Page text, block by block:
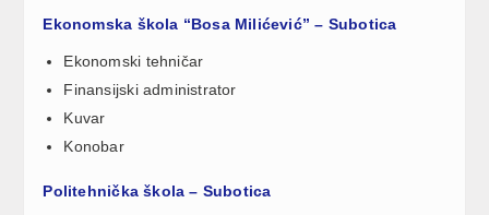
Ekonomska škola “Bosa Milićević” – Subotica
Ekonomski tehničar
Finansijski administrator
Kuvar
Konobar
Politehnička škola – Subotica